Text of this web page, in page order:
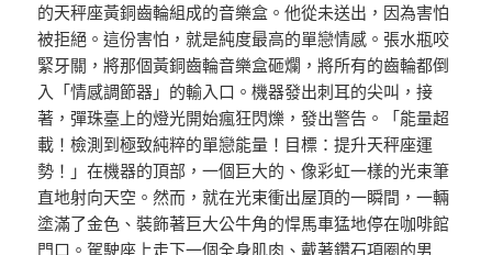
的天秤座黃銅齒輪組成的音樂盒。他從未送出，因為害怕
被拒絕。這份害怕，就是純度最高的單戀情感。張水瓶咬
緊牙關，將那個黃銅齒輪音樂盒砸爛，將所有的齒輪都倒
入「情感調節器」的輸入口。機器發出刺耳的尖叫，接
著，彈珠臺上的燈光開始瘋狂閃爍，發出警告。「能量超
載！檢測到極致純粹的單戀能量！目標：提升天秤座運
勢！」在機器的頂部，一個巨大的、像彩虹一樣的光束筆
直地射向天空。然而，就在光束衝出屋頂的一瞬間，一輛
塗滿了金色、裝飾著巨大公牛角的悍馬車猛地停在咖啡館
門口。駕駛座上走下一個全身肌肉、戴著鑽石項圈的男